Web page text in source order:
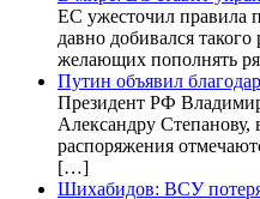
ЕС ужесточил правила
давно добивался
желающих пополнять
Путин объявил
Президент РФ Владимир
Александру
распоряжения
[…]
Шихабидов: ВСУ